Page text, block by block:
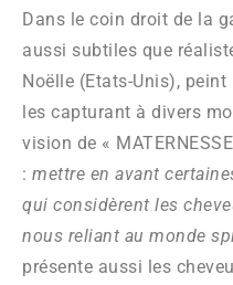
Dans le coin droit de la
aussi subtiles que
Noëlle (Etats-Unis),
les capturant à divers
vision de «
: mettre en avant
qui considèrent les
nous reliant au monde
présente aussi les